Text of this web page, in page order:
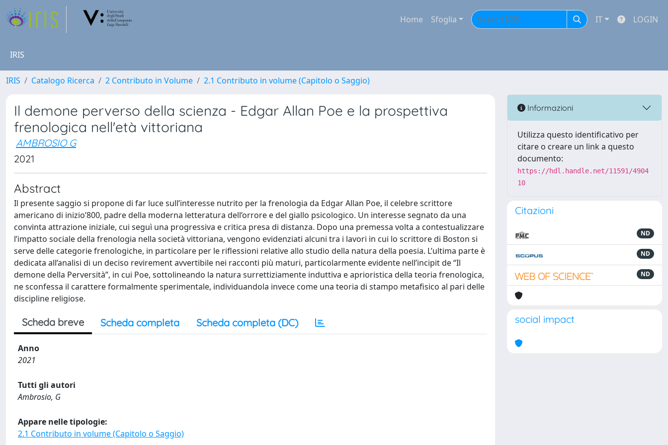
Home Sfoglia IT LOGIN
IRIS
IRIS Catalogo Ricerca 2 Contributo in Volume 2.1 Contributo in volume (Capitolo o Saggio)
Il demone perverso della scienza - Edgar Allan Poe e la prospettiva
frenologica nell'età vittoriana
AMBROSIO G
2021
Abstract
Il presente saggio si propone di far luce sull’interesse nutrito per la frenologia da Edgar Allan Poe, il celebre scrittore
americano di inizio’800, padre della moderna letteratura dell’orrore e del giallo psicologico. Un interesse segnato da una
convinta attrazione iniziale, cui seguì una progressiva e critica presa di distanza. Dopo una premessa volta a contestualizzare
l’impatto sociale della frenologia nella società vittoriana, vengono evidenziati alcuni tra i lavori in cui lo scrittore di Boston si
serve delle categorie frenologiche, in particolare per le riflessioni relative allo studio della natura della poesia. L’ultima parte è
dedicata all’analisi di un deciso revirement avvertibile nei racconti più maturi, particolarmente evidente nell’incipit de “Il
demone della Perversità”, in cui Poe, sottolineando la natura surrettiziamente induttiva e aprioristica della teoria frenologica,
ne sconfessa il carattere formalmente sperimentale, individuandola invece come una teoria di stampo metafisico al pari delle
discipline religiose.
Scheda breve Scheda completa Scheda completa (DC)
Anno
2021
Tutti gli autori
Ambrosio, G
Appare nelle tipologie:
2.1 Contributo in volume (Capitolo o Saggio)
Informazioni
Utilizza questo identificativo per
citare o creare un link a questo
documento:
https://hdl.handle.net/11591/4904
10
Citazioni
ND
ND
ND
social impact